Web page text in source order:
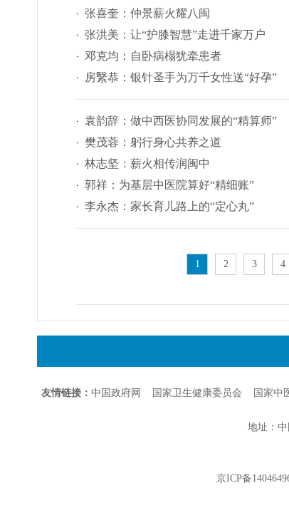
张喜奎：仲景薪火耀八闽
张洪美：让“护膝智慧”走进千家万户
邓克均：自卧病榻犹牵患者
房繄恭：银针圣手为万千女性送“好孕”
袁韵辞：做中西医协同发展的“精算师”
樊茂蓉：躬行身心共养之道
林志坚：薪火相传润闽中
郭祥：为基层中医院算好“精细账”
李永杰：家长育儿路上的“定心丸”
1 2 3 4
友情链接： 中国政府网 国家卫生健康委员会 国家中
地址：
京ICP备